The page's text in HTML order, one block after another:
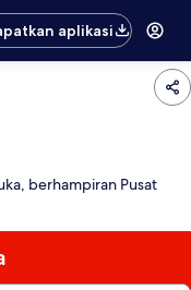
aplikasi
berhampiran Pusat